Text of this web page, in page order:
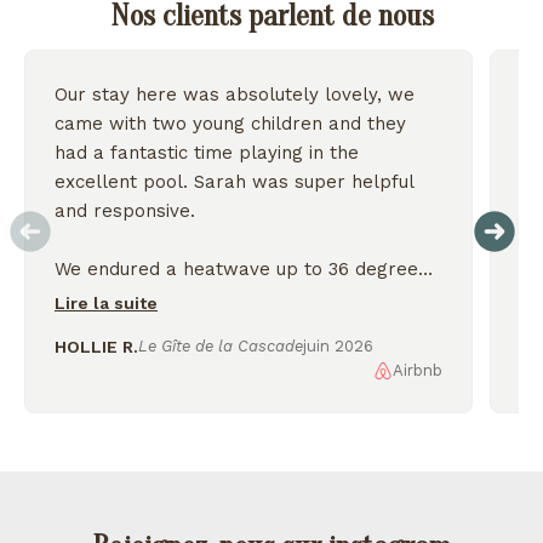
Nos clients parlent de nous
Our stay here was absolutely lovely, we
came with two young children and they
had a fantastic time playing in the
excellent pool. Sarah was super helpful
and responsive.
We endured a heatwave up to 36 degrees
but the house stayed nice and cool and we
We enjoyed exploring the nearby lakes
Lire la suite
HOLLIE R.Le Gîte de la Cascadejuin 2026
Airbnb